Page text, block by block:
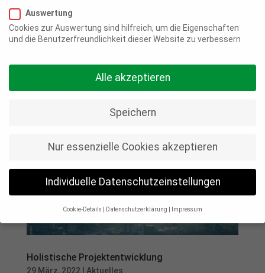
Ist genossenschaftliches Wohnen in den
sogar an Beliebtheit? Bildet es ein
Gegengewicht zur Gentrifizierung?
Holistische Projektentwicklung
29 März, 2022| Aktuelles
Auswertung
Cookies zur Auswertung sind hilfreich, um die Eigenschaften
und die Benutzerfreundlichkeit dieser Website zu verbessern
Alle akzeptieren
Speichern
Nur essenzielle Cookies akzeptieren
Individuelle Datenschutzeinstellungen
Cookie-Details Datenschutzerklärung Impressum
Datenschutzeinstellungen
freiwilligen Diensten geben möchten, müssen Sie Ihre
Erziehungsberechtigten um Erlaubnis bitten.